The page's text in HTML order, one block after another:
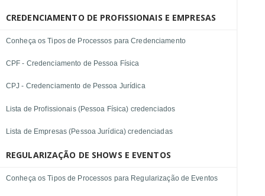
CREDENCIAMENTO DE PROFISSIONAIS E EMPRESAS
Conheça os Tipos de Processos para Credenciamento
CPF - Credenciamento de Pessoa Física
CPJ - Credenciamento de Pessoa Jurídica
Lista de Profissionais (Pessoa Física) credenciados
Lista de Empresas (Pessoa Jurídica) credenciadas
REGULARIZAÇÃO DE SHOWS E EVENTOS
Conheça os Tipos de Processos para Regularização de Eventos